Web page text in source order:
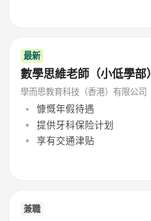
最新
數學思維老師（小低學部）
學而思教育科技（香港）有限公司
慷慨年假待遇
提供牙科保险计划
享有交通津贴
兼職